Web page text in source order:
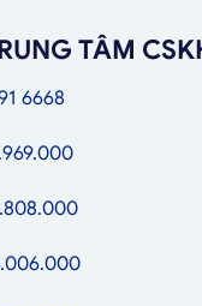
TÂM
6668